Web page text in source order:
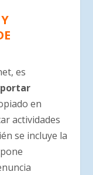
es
en
actividades
se incluye la